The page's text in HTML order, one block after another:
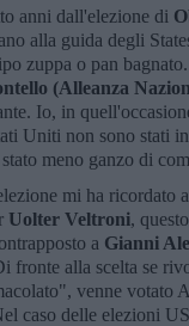
anni dall'elezione di
alla guida degli
zuppa o pan
(Alleanza
Io, in
Uniti non sono stati
meno ganzo di
mi ha ricordato
Uolter Veltroni,
a Gianni
fronte alla scelta se
venne votato
caso delle elezioni